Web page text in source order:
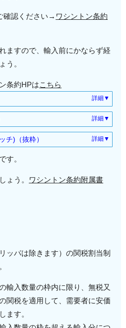
確認ください→ ワシントン条約
ますので、輸入前にかならず経
う。
条約HPはこちら
詳細▼
目》
ｱﾘｹﾞｰﾀｰ
ﾙ類)
詳細▼
目》 Alligatoridae
リゲーター類、カイ
ダイル科〉 Crocodil
目》 Gavialidae〈ガ
ビアル)
詳細▼
詳細▼
《ムカシトカゲ目》
シトカゲ科〉 Tuatar
詳細▼
》 Agamidae〈アガ
科)〉
lizards, agamas
詳細▼
》 Lacertidae〈カナ
》 Polychrotidae Anol
〉
詳細▼
目》 Colubridae〈ナ
チ)（抜粋） 詳細▼
《ダチョウ目》
ウ科〉 Ostrich(ダチ
ギダチョウ目》
す。
ょう。
ワシントン条約附属書
ッパは除きます）の関税割当制
輸入数量の枠内に限り、無税又
関税を適用して、需要者に安価
ます。